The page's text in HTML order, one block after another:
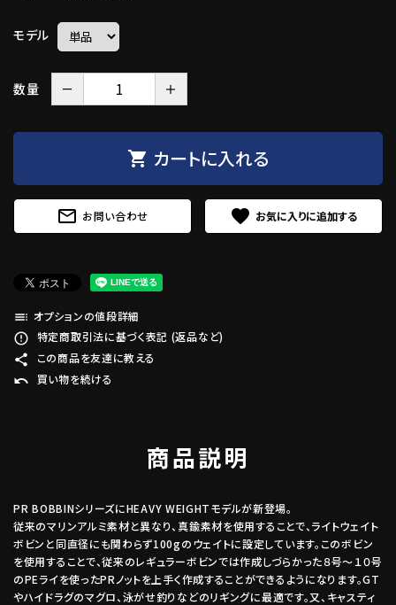
モデル
数量 － ＋
shopping_cart カートに入れる
mail_outline お問い合わせ favorite
toc オプションの値段詳細
error_outline 特定商取引法に基づく表記 (返品など)
share この商品を友達に教える
undo 買い物を続ける
商品説明
PR BOBBINシリーズにHEAVY WEIGHTモデルが新登場。
従来のマリンアルミ素材と異なり、真鍮素材を使用することで、ライトウェイト
ボビンと同直径にも関わらず100gのウェイトに設定しています。このボビン
を使用することで、従来のレギュラーボビンでは作成しづらかった８号～１０号
のPEライを使ったPRノットを上手く作成することができるようになります。GT
やハイドラグのマグロ、泳がせ釣りなどのリギングに最適です。又、キャスティ